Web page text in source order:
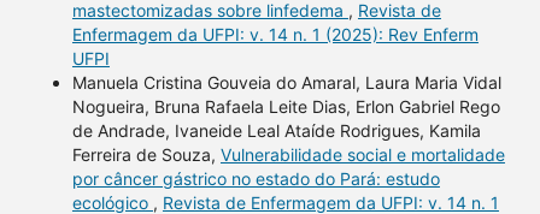
mastectomizadas sobre linfedema , Revista de
Enfermagem da UFPI: v. 14 n. 1 (2025): Rev Enferm
UFPI
Manuela Cristina Gouveia do Amaral, Laura Maria Vidal
Nogueira, Bruna Rafaela Leite Dias, Erlon Gabriel Rego
de Andrade, Ivaneide Leal Ataíde Rodrigues, Kamila
Ferreira de Souza, Vulnerabilidade social e mortalidade
por câncer gástrico no estado do Pará: estudo
ecológico , Revista de Enfermagem da UFPI: v. 14 n. 1